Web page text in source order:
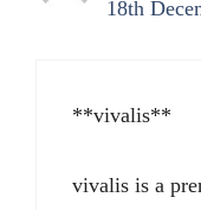
18th
**vivalis**
vivalis is a